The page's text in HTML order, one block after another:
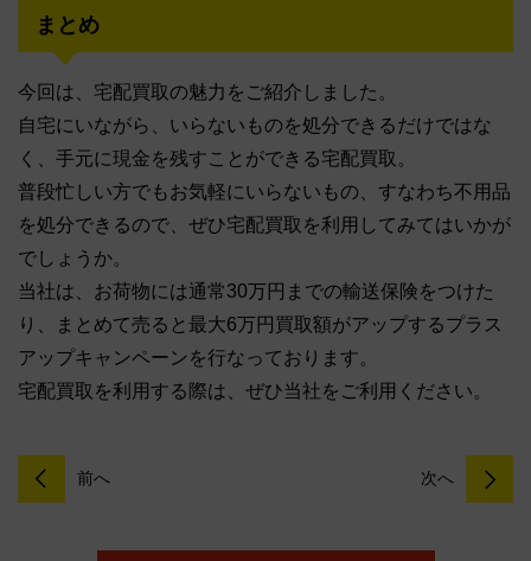
まとめ
今回は、宅配買取の魅力をご紹介しました。
自宅にいながら、いらないものを処分できるだけではな
く、手元に現金を残すことができる宅配買取。
普段忙しい方でもお気軽にいらないもの、すなわち不用品
を処分できるので、ぜひ宅配買取を利用してみてはいかが
でしょうか。
当社は、お荷物には通常30万円までの輸送保険をつけた
り、まとめて売ると最大6万円買取額がアップするプラス
アップキャンペーンを行なっております。
宅配買取を利用する際は、ぜひ当社をご利用ください。
前へ 次へ